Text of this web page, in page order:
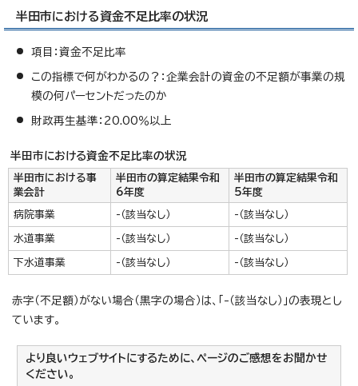
半田市における資金不足比率の状況
項目：資金不足比率
この指標で何がわかるの？：企業会計の資金の不足額が事業の規
模の何パーセントだったのか
財政再生基準：20.00％以上
半田市における資金不足比率の状況
半田市における事
業会計
半田市の算定結果令和
6年度
半田市の算定結果令和
5年度
病院事業 -（該当なし） -（該当なし）
水道事業 -（該当なし） -（該当なし）
下水道事業 -（該当なし） -（該当なし）
赤字（不足額）がない場合（黒字の場合）は、「-（該当なし）」の表現とし
ています。
より良いウェブサイトにするために、ページのご感想をお聞かせ
ください。